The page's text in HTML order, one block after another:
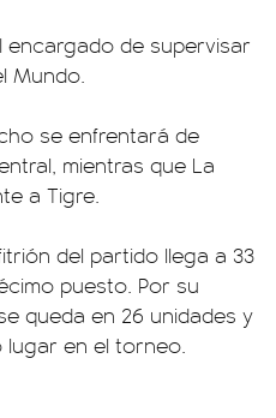
encargado de supervisar
Mundo.
se enfrentará de
mientras que La
a Tigre.
del partido llega a 33
puesto. Por su
queda en 26 unidades y
lugar en el torneo.